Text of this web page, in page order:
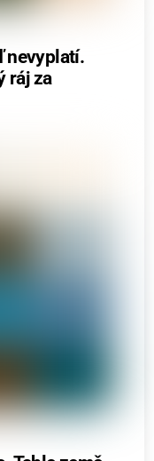
nevyplatí.
ráj za